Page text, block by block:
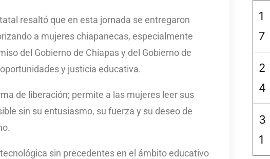
resaltó que en esta jornada se entregaron
a mujeres chiapanecas, especialmente
del Gobierno de Chiapas y del Gobierno de
y justicia educativa.
de liberación; permite a las mujeres leer sus
sin su entusiasmo, su fuerza y su deseo de
sin precedentes en el ámbito educativo
1
7
2
4
3
1